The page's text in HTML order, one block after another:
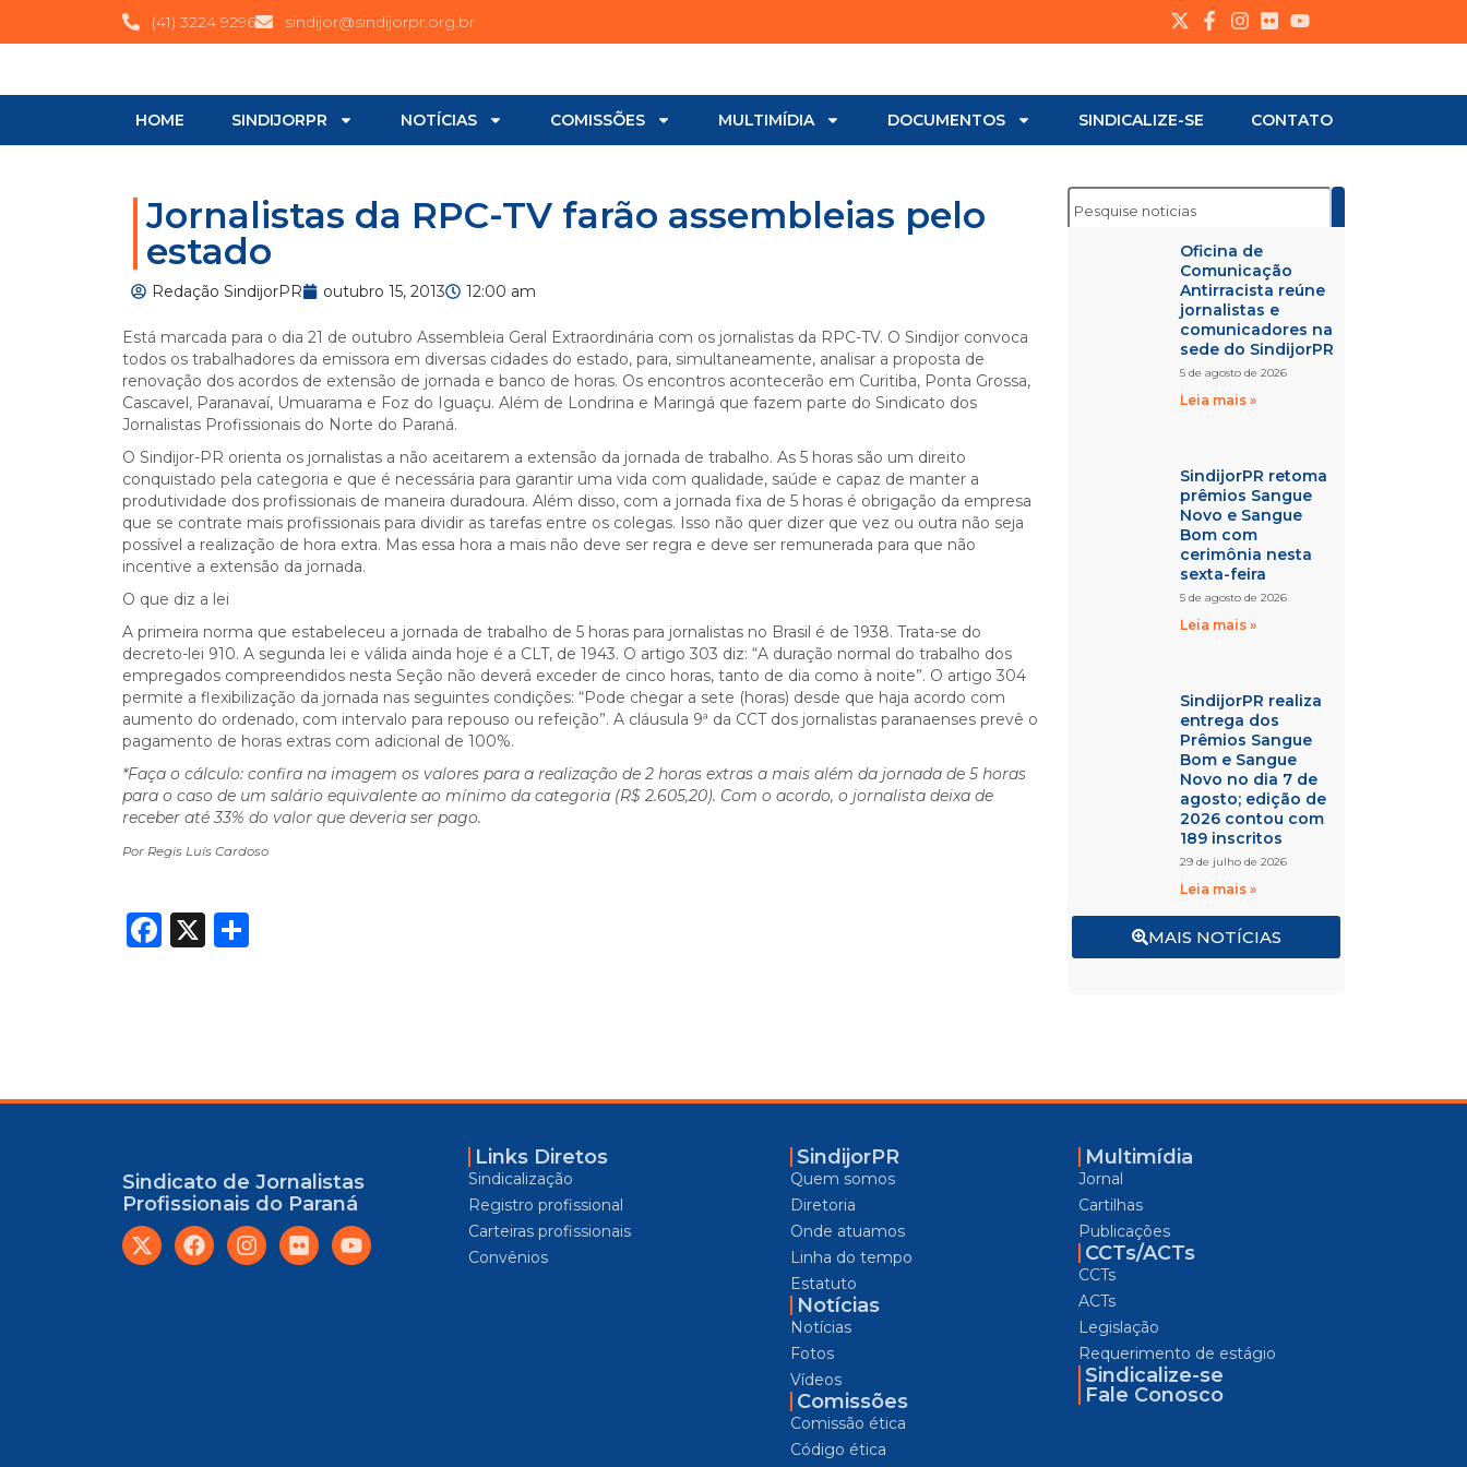
(41) 3224 9296 sindijor@sindijorpr.org.br
HOME SINDIJORPR NOTÍCIAS COMISSÕES MULTIMÍDIA DOCUMENTOS SINDICALIZE-SE CONTATO
Jornalistas da RPC-TV farão assembleias pelo
estado
Redação SindijorPR outubro 15, 2013 12:00 am
Está marcada para o dia 21 de outubro Assembleia Geral Extraordinária com os jornalistas da RPC-TV. O Sindijor convoca
todos os trabalhadores da emissora em diversas cidades do estado, para, simultaneamente, analisar a proposta de
renovação dos acordos de extensão de jornada e banco de horas. Os encontros acontecerão em Curitiba, Ponta Grossa,
Cascavel, Paranavaí, Umuarama e Foz do Iguaçu. Além de Londrina e Maringá que fazem parte do Sindicato dos
Jornalistas Profissionais do Norte do Paraná.
O Sindijor-PR orienta os jornalistas a não aceitarem a extensão da jornada de trabalho. As 5 horas são um direito
conquistado pela categoria e que é necessária para garantir uma vida com qualidade, saúde e capaz de manter a
produtividade dos profissionais de maneira duradoura. Além disso, com a jornada fixa de 5 horas é obrigação da empresa
que se contrate mais profissionais para dividir as tarefas entre os colegas. Isso não quer dizer que vez ou outra não seja
possível a realização de hora extra. Mas essa hora a mais não deve ser regra e deve ser remunerada para que não
incentive a extensão da jornada.
O que diz a lei
A primeira norma que estabeleceu a jornada de trabalho de 5 horas para jornalistas no Brasil é de 1938. Trata-se do
decreto-lei 910. A segunda lei e válida ainda hoje é a CLT, de 1943. O artigo 303 diz: “A duração normal do trabalho dos
empregados compreendidos nesta Seção não deverá exceder de cinco horas, tanto de dia como à noite”. O artigo 304
permite a flexibilização da jornada nas seguintes condições: “Pode chegar a sete (horas) desde que haja acordo com
aumento do ordenado, com intervalo para repouso ou refeição”. A cláusula 9ª da CCT dos jornalistas paranaenses prevê o
pagamento de horas extras com adicional de 100%.
*Faça o cálculo: confira na imagem os valores para a realização de 2 horas extras a mais além da jornada de 5 horas
para o caso de um salário equivalente ao mínimo da categoria (R$ 2.605,20). Com o acordo, o jornalista deixa de
receber até 33% do valor que deveria ser pago.
Por Regis Luís Cardoso
Facebook
X
Oficina de
Comunicação
Antirracista reúne
jornalistas e
comunicadores na
sede do SindijorPR
5 de agosto de 2026
Leia mais »
SindijorPR retoma
prêmios Sangue
Novo e Sangue
Bom com
cerimônia nesta
sexta-feira
5 de agosto de 2026
Leia mais »
SindijorPR realiza
entrega dos
Prêmios Sangue
Bom e Sangue
Novo no dia 7 de
agosto; edição de
2026 contou com
189 inscritos
29 de julho de 2026
Leia mais »
MAIS NOTÍCIAS
Sindicato de Jornalistas
Profissionais do Paraná
Links Diretos
Sindicalização
Registro profissional
Carteiras profissionais
Convênios
SindijorPR
Quem somos
Diretoria
Onde atuamos
Linha do tempo
Estatuto
Notícias
Notícias
Fotos
Vídeos
Comissões
Comissão ética
Código ética
Multimídia
Jornal
Cartilhas
Publicações
CCTs/ACTs
CCTs
ACTs
Legislação
Requerimento de estágio
Sindicalize-se
Fale Conosco